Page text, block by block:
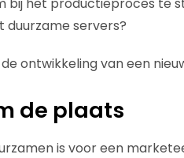
duurzame servers?
ontwikkeling van een
de plaats
is voor een